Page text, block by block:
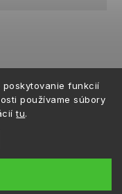
poskytovanie funkcií
používame súbory
tu.
práva vyhradené.